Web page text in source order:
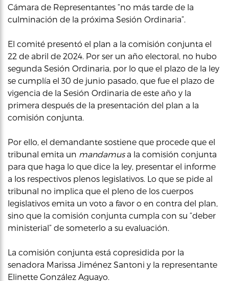
Cámara de Representantes “no más tarde de la
culminación de la próxima Sesión Ordinaria”.
El comité presentó el plan a la comisión conjunta el
22 de abril de 2024. Por ser un año electoral, no hubo
segunda Sesión Ordinaria, por lo que el plazo de la ley
se cumplía el 30 de junio pasado, que fue el plazo de
vigencia de la Sesión Ordinaria de este año y la
primera después de la presentación del plan a la
comisión conjunta.
Por ello, el demandante sostiene que procede que el
tribunal emita un mandamusa la comisión conjunta
para que haga lo que dice la ley, presentar el informe
a los respectivos plenos legislativos. Lo que se pide al
tribunal no implica que el pleno de los cuerpos
legislativos emita un voto a favor o en contra del plan,
sino que la comisión conjunta cumpla con su “deber
ministerial” de someterlo a su evaluación.
La comisión conjunta está copresidida por la
senadora Marissa Jiménez Santoni y la representante
Elinette González Aguayo.